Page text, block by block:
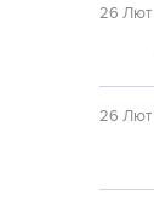
26 Лют
26 Лют